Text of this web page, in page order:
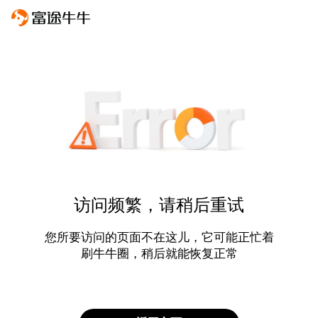
访问频繁，请稍后重试
您所要访问的页面不在这儿，它可能正忙着
刷牛牛圈，稍后就能恢复正常